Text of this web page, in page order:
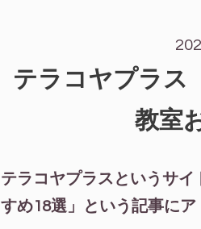
テラコヤプラ
教室
テラコヤプラスというサ
すめ18選」という記事に